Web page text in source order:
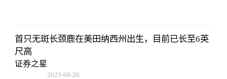
首只无斑长颈鹿在美田纳西州出生，目前已长至6英
尺高
证券之星
2023-08-26